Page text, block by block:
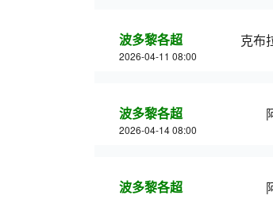
波多黎各超
2026-04-11 08:00
克布
波多黎各超
2026-04-14 08:00
波多黎各超